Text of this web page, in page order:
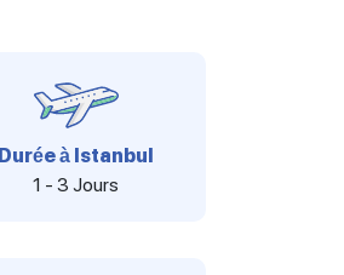
Durée à Istanbul
1 - 3 Jours